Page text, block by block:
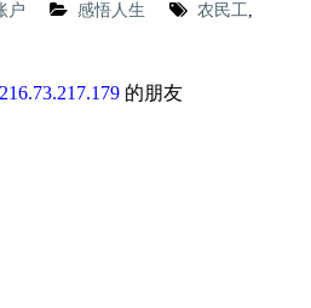
户 感悟人生 农民工,
216.73.217.179的朋友